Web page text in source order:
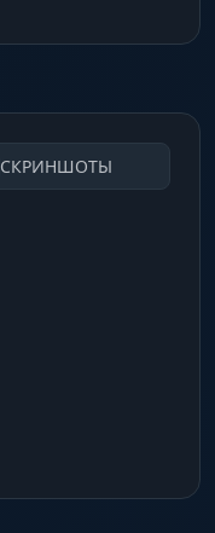
СКРИНШОТЫ